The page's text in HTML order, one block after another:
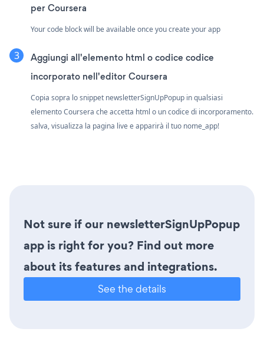
per Coursera
Your code block will be available once you create your app
Aggiungi all'elemento html o codice codice
incorporato nell'editor Coursera
Copia sopra lo snippet newsletterSignUpPopup in qualsiasi
elemento Coursera che accetta html o un codice di incorporamento.
salva, visualizza la pagina live e apparirà il tuo nome_app!
Not sure if our newsletterSignUpPopup
app is right for you? Find out more
about its features and integrations.
See the details